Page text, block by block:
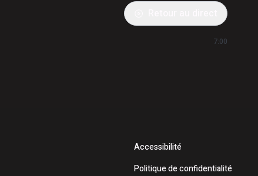
7:00
Accessibilité
Politique de confidentialité